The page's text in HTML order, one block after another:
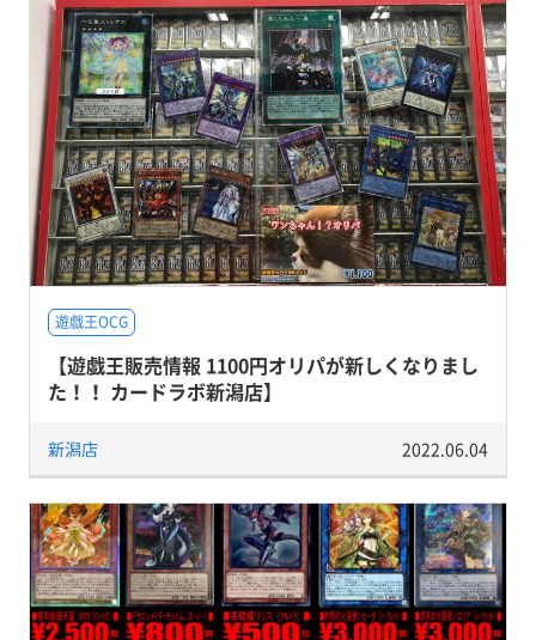
遊戯王OCG
【遊戯王販売情報 1100円オリパが新しくなりまし
た！！ カードラボ新潟店】
新潟店 2022.06.04